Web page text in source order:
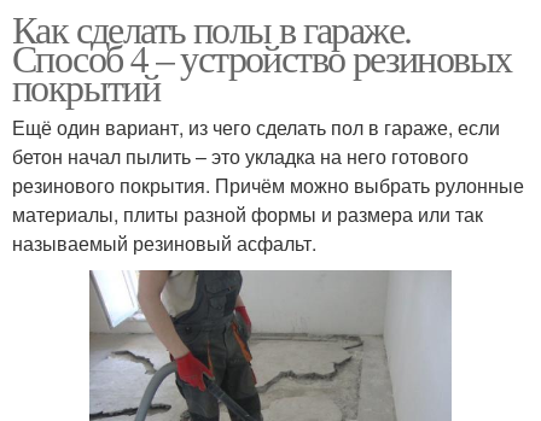
Как сделать полы в гараже.
Способ 4 – устройство резиновых
покрытий
Ещё один вариант, из чего сделать пол в гараже, если
бетон начал пылить – это укладка на него готового
резинового покрытия. Причём можно выбрать рулонные
материалы, плиты разной формы и размера или так
называемый резиновый асфальт.